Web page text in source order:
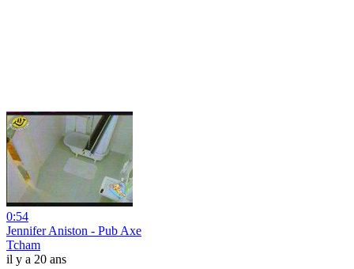
0:54
Jennifer Aniston - Pub Axe
Tcham
il y a 20 ans